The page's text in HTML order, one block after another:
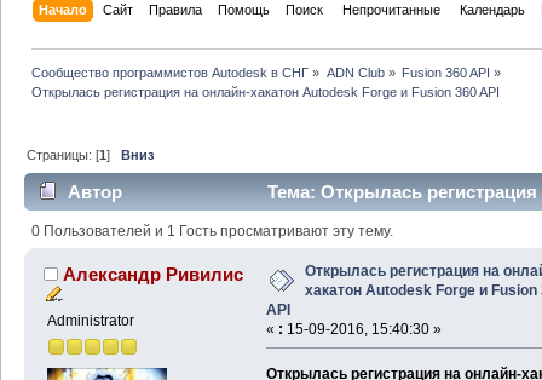
Начало Сайт Правила Помощь Поиск Непрочитанные Календарь
Сообщество программистов Autodesk в СНГ » ADN Club» Fusion 360 API »
Открылась регистрация на онлайн-хакатон Autodesk Forge и Fusion 360 API
Страницы: [1]Вниз
Автор
Тема: Открылась
Fusion 360 API (Прочитано 29266 раз)
0 Пользователей и 1 Гость просматривают эту тему.
Александр Ривилис
Administrator
Открылась регистрация на
хакатон Autodesk Forge и Fusion
API
« : 15-09-2016, 15:40:30 »
Открылась регистрация на онлайн-